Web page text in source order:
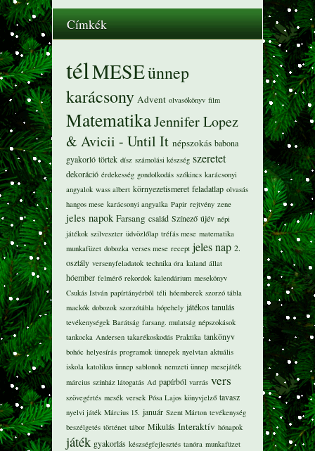
Címkék
télMESEünnep
karácsony Advent olvasókönyv film
MatematikaJennifer Lopez
& Avicii - Until It népszokás babona
gyakorló törtek dísz számolási készség szeretet
dekoráció érdekesség gondolkodás szókincs karácsonyi
angyalok wass albert környezetismeret feladatlap olvasás
hangos mese karácsonyi angyalka Papir rejtvény zene
jeles napok Farsang család Színező újév népi
játékok szilveszter üdvözlőlap tréfás mese matematika
munkafüzet dobozka verses mese recept jeles nap 2.
osztály versenyfeladatok technika óra kaland állat
hóember felmérő rekordok kalendárium mesekönyv
Csukás István papírtányérból téli hóemberek szorzó tábla
mackók dobozok szorzótábla hópehely játékos tanulás
tevékenységek Barátság farsang. mulatság népszokások
tankocka Andersen takarékoskodás Praktika tankönyv
bohóc helyesírás programok ünnepek nyelvtan aktuális
iskola katolikus ünnep sablonok nemzeti ünnep mesejáték
március színház látogatás Ad papírból varrás vers
szövegértés mesék versek Pósa Lajos könyvjelző tavasz
nyelvi játék Március 15. január Szent Márton tevékenység
beszélgetés történet tábor Mikulás Interaktív hónapok
játék gyakorlás készségfejlesztés tanóra munkafüzet